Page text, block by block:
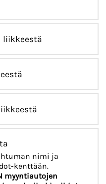
liikkeestä
nimi ja
kenttään.
myyntiautojen